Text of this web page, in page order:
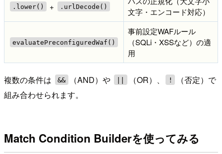
.lower() + .urlDecode()
文字・エンコード対応）
evaluatePreconfiguredWaf()
事前設定WAFルール
（SQLi・XSSなど）の適
用
複数の条件は && （AND）や （OR）、 !
（否定）で
組み合わせられます。
Match Condition Builderを使ってみる